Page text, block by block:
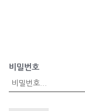
비밀번호